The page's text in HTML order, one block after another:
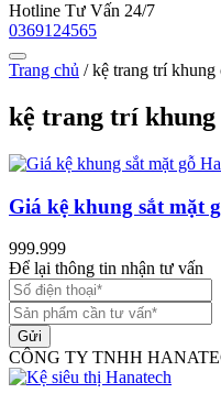
Hotline Tư Vấn 24/7
0369124565
Trang chủ /kệ trang trí khung
kệ trang trí khung
Giá kệ khung sắt mặt
999.999
Để lại thông tin nhận tư vấn
Gửi
CÔNG TY TNHH